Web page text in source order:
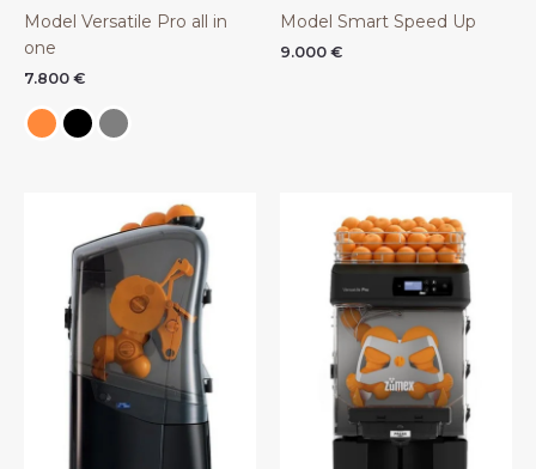
Model Versatile Pro all in
one
7.800 €
Model Smart Speed Up
9.000 €